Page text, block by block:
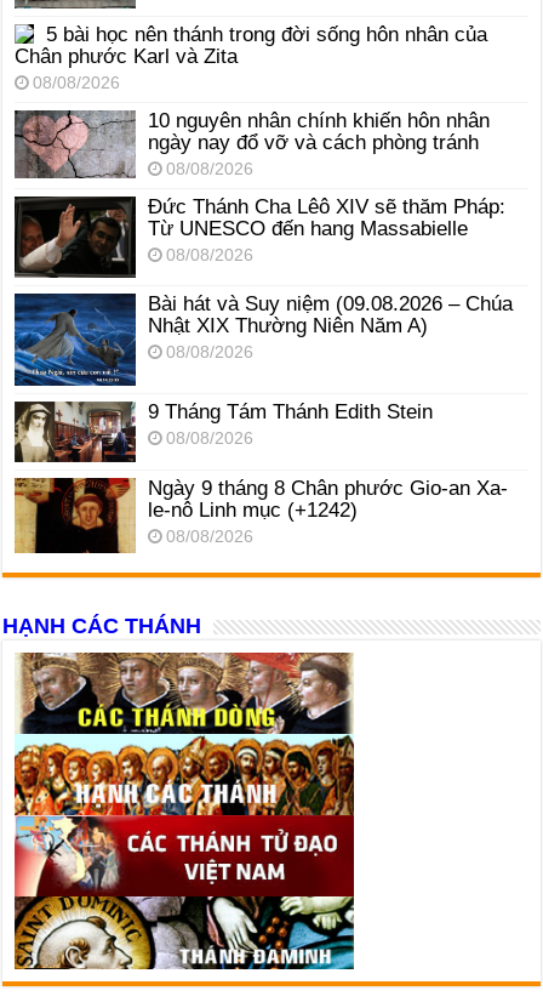
5 bài học nên thánh trong đời sống hôn nhân của
Chân phước Karl và Zita
08/08/2026
10 nguyên nhân chính khiến hôn nhân
ngày nay đổ vỡ và cách phòng tránh
08/08/2026
Đức Thánh Cha Lêô XIV sẽ thăm Pháp:
Từ UNESCO đến hang Massabielle
08/08/2026
Bài hát và Suy niệm (09.08.2026 – Chúa
Nhật XIX Thường Niên Năm A)
08/08/2026
9 Tháng Tám Thánh Edith Stein
08/08/2026
Ngày 9 tháng 8 Chân phước Gio-an Xa-
le-nô Linh mục (+1242)
08/08/2026
HẠNH CÁC THÁNH